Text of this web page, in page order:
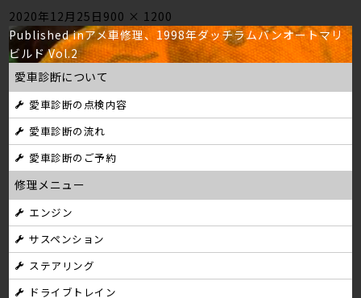
Posted
on
2020年12月25日 Full
size
900 × 1200
投
稿
ナ
ビ
ゲ
ー
シ
ョ
ン
Published inアメ車修理、1998年ダッチラムバンオートマリ
ビルド Vol.2
愛車診断について
愛車診断の点検内容
愛車診断の流れ
愛車診断のご予約
修理メニュー
エンジン
サスペンション
ステアリング
ドライブトレイン